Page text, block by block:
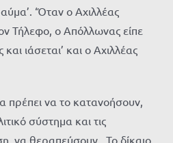
‘Όταν ο Αχιλλέας
Τήλεφο, ο Απόλλωνας είπε
ιάσεται’ και ο Αχιλλέας
πρέπει να το κατανοήσουν,
σύστημα και τις
να θεραπεύσουν. Το δίκαιο